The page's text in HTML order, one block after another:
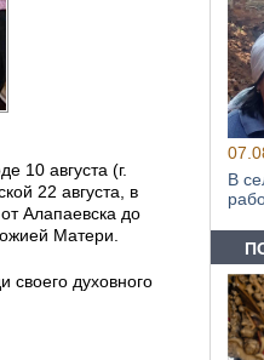
10 августа (г.
22 августа, в
Алапаевска до
Матери.
своего духовного
В